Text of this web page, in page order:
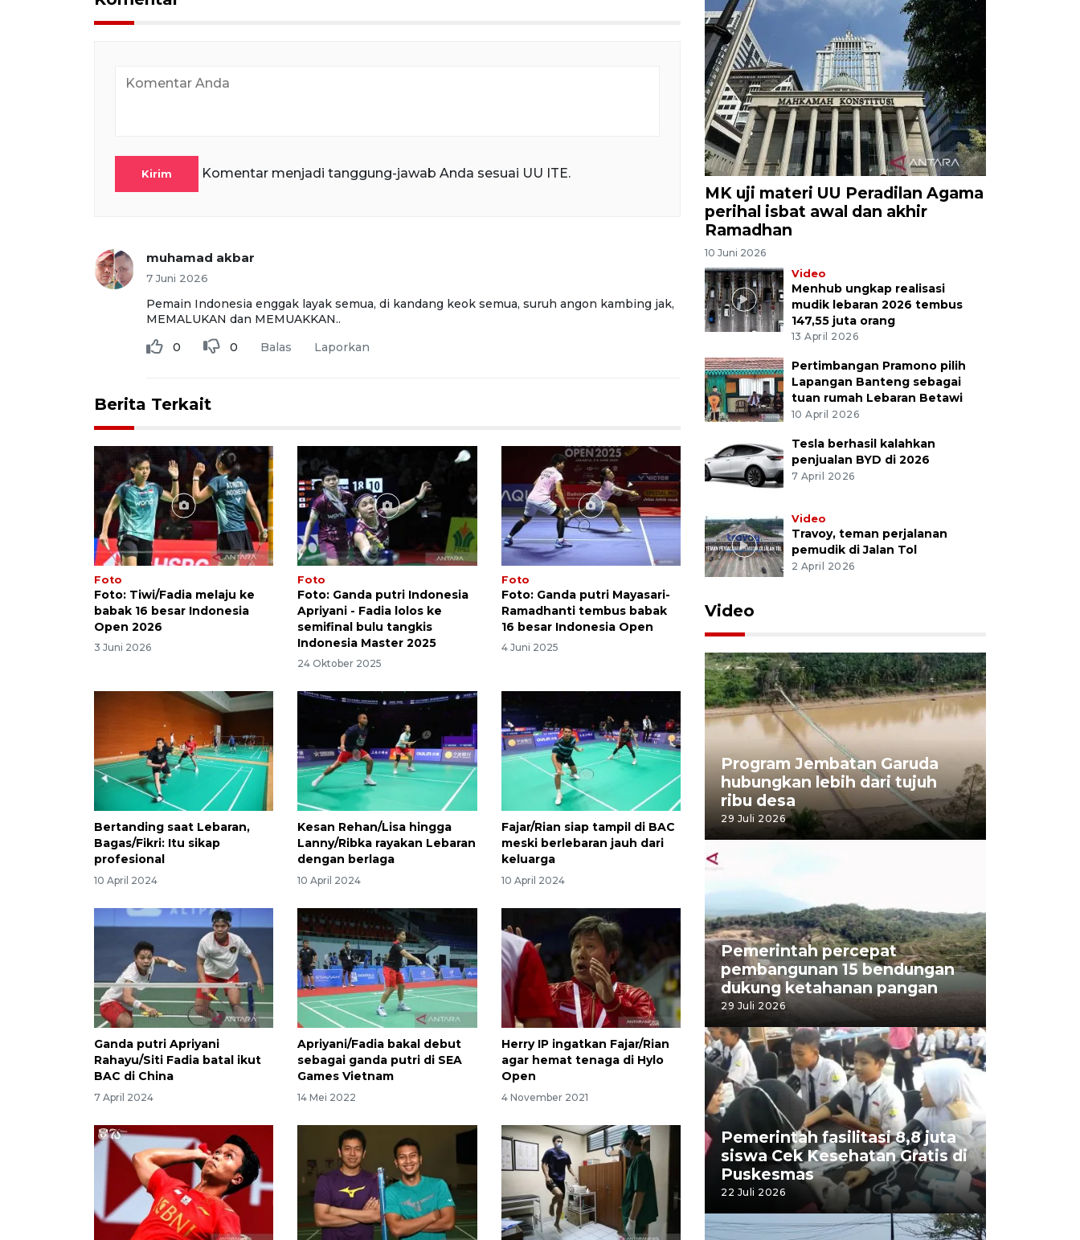
Kirim Komentar menjadi tanggung-jawab Anda sesuai UU ITE.
muhamad akbar
7 Juni 2026
Pemain Indonesia enggak layak semua, di kandang keok semua, suruh angon kambing jak,
MEMALUKAN dan MEMUAKKAN..
0
0 Balas Laporkan
Berita Terkait
Foto
Foto: Tiwi/Fadia melaju ke
babak 16 besar Indonesia
Open 2026
3 Juni 2026
Foto
Foto: Ganda putri Indonesia
Apriyani - Fadia lolos ke
semifinal bulu tangkis
Indonesia Master 2025
24 Oktober 2025
Foto
Foto: Ganda putri Mayasari-
Ramadhanti tembus babak
16 besar Indonesia Open
4 Juni 2025
Bertanding saat Lebaran,
Bagas/Fikri: Itu sikap
profesional
10 April 2024
Kesan Rehan/Lisa hingga
Lanny/Ribka rayakan Lebaran
dengan berlaga
10 April 2024
Fajar/Rian siap tampil di BAC
meski berlebaran jauh dari
keluarga
10 April 2024
Ganda putri Apriyani
Rahayu/Siti Fadia batal ikut
BAC di China
7 April 2024
Apriyani/Fadia bakal debut
sebagai ganda putri di SEA
Games Vietnam
14 Mei 2022
Herry IP ingatkan Fajar/Rian
agar hemat tenaga di Hylo
Open
4 November 2021
MK uji materi UU Peradilan Agama
perihal isbat awal dan akhir
Ramadhan
10 Juni 2026
Video
Menhub ungkap realisasi
mudik lebaran 2026 tembus
147,55 juta orang
13 April 2026
Pertimbangan Pramono pilih
Lapangan Banteng sebagai
tuan rumah Lebaran Betawi
10 April 2026
Tesla berhasil kalahkan
penjualan BYD di 2026
7 April 2026
Video
Travoy, teman perjalanan
pemudik di Jalan Tol
2 April 2026
Video
Program Jembatan Garuda
hubungkan lebih dari tujuh
ribu desa
29 Juli 2026
Pemerintah percepat
pembangunan 15 bendungan
dukung ketahanan pangan
29 Juli 2026
Pemerintah fasilitasi 8,8 juta
siswa Cek Kesehatan Gratis di
Puskesmas
22 Juli 2026